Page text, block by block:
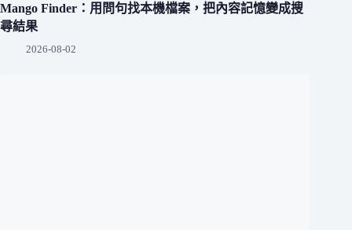
Mango Finder：用問句找本機檔案，把內容記憶變成搜
尋結果
2026-08-02